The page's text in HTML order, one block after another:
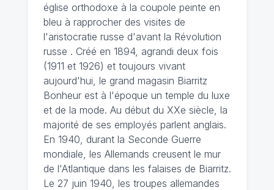
église orthodoxe à la coupole peinte en
bleu à rapprocher des visites de
l'aristocratie russe d'avant la Révolution
russe . Créé en 1894, agrandi deux fois
(1911 et 1926) et toujours vivant
aujourd'hui, le grand magasin Biarritz
Bonheur est à l'époque un temple du luxe
et de la mode. Au début du XXe siècle, la
majorité de ses employés parlent anglais.
En 1940, durant la Seconde Guerre
mondiale, les Allemands creusent le mur
de l'Atlantique dans les falaises de Biarritz.
Le 27 juin 1940, les troupes allemandes